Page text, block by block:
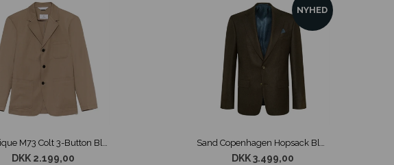
Matinique M73 Colt 3-Button Blazer Sandfarvet
DKK 2.199,00
NYHED
Sand Copenhagen Hopsack Blazer Mørke Brun
DKK 3.499,00